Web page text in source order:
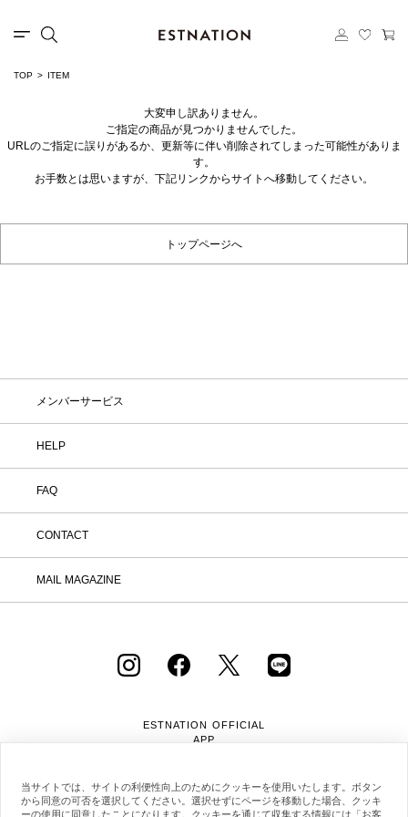
TOP ITEM
大変申し訳ありません。
ご指定の商品が見つかりませんでした。
URLのご指定に誤りがあるか、更新等に伴い削除されてしまった可能性がありま
す。
お手数とは思いますが、下記リンクからサイトへ移動してください。
トップページへ
メンバーサービス
HELP
FAQ
CONTACT
MAIL MAGAZINE
ESTNATION OFFICIAL
APP
当サイトでは、サイトの利便性向上のためにクッキーを使用いたします。ボタン
から同意の可否を選択してください。選択せずにページを移動した場合、クッキ
ーの使用に同意したことになります。クッキーを通じて収集する情報には「お客